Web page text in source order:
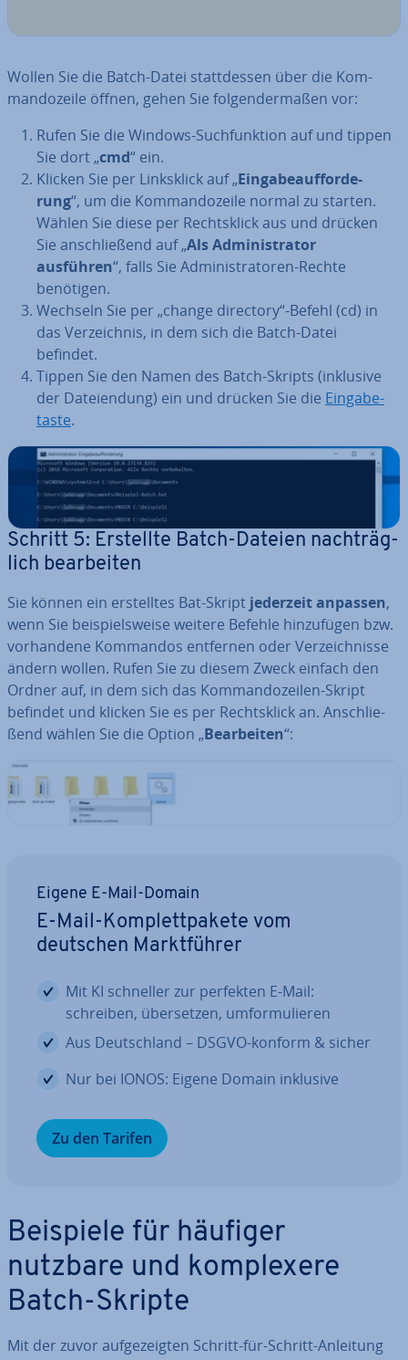
Wollen Sie die Batch-Datei statt­des­sen über die Kom­
man­do­zei­le öffnen, gehen Sie fol­gen­der­ma­ßen vor:
Rufen Sie die Windows-Such­funk­ti­on auf und tippen
Sie dort „cmd“ ein.
Klicken Sie per Links­klick auf „Ein­ga­be­auf­for­de­
rung“, um die Kom­man­do­zei­le normal zu starten.
Wählen Sie diese per Rechts­klick aus und drücken
Sie an­schlie­ßend auf „Als Ad­mi­nis­tra­tor
ausführen“, falls Sie Ad­mi­nis­tra­to­ren-Rechte
benötigen.
Wechseln Sie per „change directory“-Befehl (cd) in
das Ver­zeich­nis, in dem sich die Batch-Datei
befindet.
Tippen Sie den Namen des Batch-Skripts (inklusive
der Da­tei­endung) ein und drücken Sie die Ein­ga­be­
tas­te.
Schritt 5: Erstellte Batch-Dateien nach­träg­
lich be­ar­bei­ten
Sie können ein er­stell­tes Bat-Skript jederzeit anpassen,
wenn Sie bei­spiels­wei­se weitere Befehle hin­zu­fü­gen bzw.
vor­han­de­ne Kommandos entfernen oder Ver­zeich­nis­se
ändern wollen. Rufen Sie zu diesem Zweck einfach den
Ordner auf, in dem sich das Kom­man­do­zei­len-Skript
befindet und klicken Sie es per Rechts­klick an. An­schlie­
ßend wählen Sie die Option „Be­ar­bei­ten“:
Eigene E-Mail-Domain
E-Mail-Kom­plett­pa­ke­te vom
deutschen Markt­füh­rer
Mit KI schneller zur perfekten E-Mail:
schreiben, über­set­zen, um­for­mu­lie­ren
Aus Deutsch­land – DSGVO-konform & sicher
Nur bei IONOS: Eigene Domain inklusive
Zu den Tarifen
Beispiele für häufiger
nutzbare und kom­ple­xe­re
Batch-Skripte
Mit der zuvor auf­ge­zeig­ten Schritt-für-Schritt-Anleitung